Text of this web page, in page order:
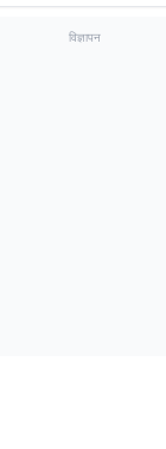
विज्ञापन